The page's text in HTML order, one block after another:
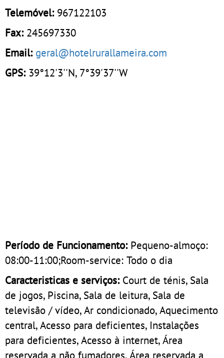
Telemóvel: 967122103
Fax: 245697330
Email: geral@hotelrurallameira.com
GPS:39°12'3''N, 7°39'37''W
Período de Funcionamento: Pequeno-almoço:
08:00-11:00;Room-service: Todo o dia
Caracteristicas e serviços: Court de ténis, Sala
de jogos, Piscina, Sala de leitura, Sala de
televisão / vídeo, Ar condicionado, Aquecimento
central, Acesso para deficientes, Instalações
para deficientes, Acesso à internet, Área
reservada a não fumadores, Área reservada a